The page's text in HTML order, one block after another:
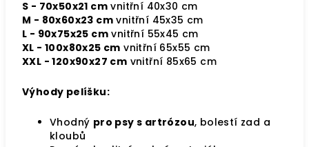
S - 70x50x21 cm vnitřní 40x30 cm
M - 80x60x23 cm vnitřní 45x35 cm
L - 90x75x25 cm vnitřní 55x45 cm
XL - 100x80x25 cm vnitřní 65x55 cm
XXL - 120x90x27 cm vnitřní 85x65 cm
Výhody pelíšku:
Vhodný pro psy s artrózou, bolestí zad a
kloubů